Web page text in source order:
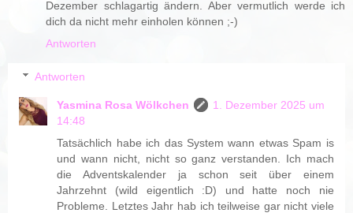
Dezember schlagartig ändern. Aber vermutlich werde ich
dich da nicht mehr einholen können ;-)
Antworten
Antworten
Yasmina Rosa Wölkchen
1. Dezember 2025 um
14:48
Tatsächlich habe ich das System wann etwas Spam is
und wann nicht, nicht so ganz verstanden. Ich mach
die Adventskalender ja schon seit über einem
Jahrzehnt (wild eigentlich :D) und hatte noch nie
Probleme. Letztes Jahr hab ich teilweise gar nicht viele